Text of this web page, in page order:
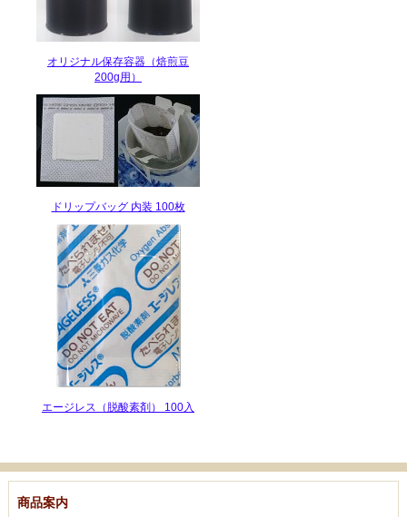
オリジナル保存容器（焙煎豆
200g用）
ドリップバッグ 内装 100枚
エージレス（脱酸素剤） 100入
商品案内